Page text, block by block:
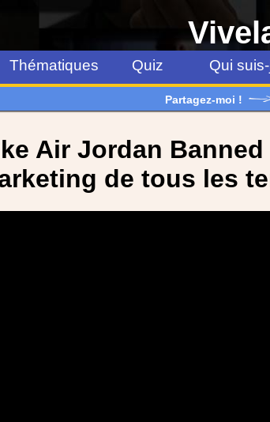
Thématiques Quiz Qui
Partagez-moi !
Air Jordan
de tous les